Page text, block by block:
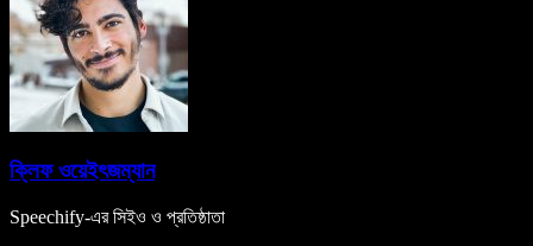
ক্লিফ ওয়েইৎজম্যান
Speechify-এর সিইও ও প্রতিষ্ঠাতা